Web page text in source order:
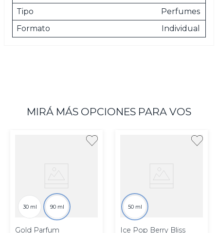
Tipo
Perfumes
Formato
Individual
MIRÁ MÁS OPCIONES PARA VOS
30 ml 90 ml
Gold Parfum
50 ml
Ice Pop Berry Bliss